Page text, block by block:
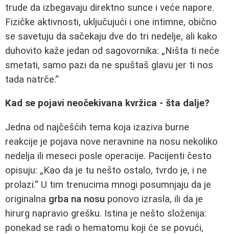
trude da izbegavaju direktno sunce i veće napore.
Fizičke aktivnosti, uključujući i one intimne, obično
se savetuju da sačekaju dve do tri nedelje, ali kako
duhovito kaže jedan od sagovornika: „Ništa ti neće
smetati, samo pazi da ne spuštaš glavu jer ti nos
tada natrče.“
Kad se pojavi neočekivana kvržica - šta dalje?
Jedna od najčešćih tema koja izaziva burne
reakcije je pojava nove neravnine na nosu nekoliko
nedelja ili meseci posle operacije. Pacijenti često
opisuju: „Kao da je tu nešto ostalo, tvrdo je, i ne
prolazi.“ U tim trenucima mnogi posumnjaju da je
originalna grba na nosu ponovo izrasla, ili da je
hirurg napravio grešku. Istina je nešto složenija:
ponekad se radi o hematomu koji će se povući,